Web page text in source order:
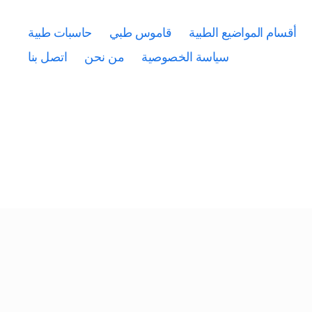
أقسام المواضيع الطبية قاموس طبي
حاسبات طبية
سياسة الخصوصية
من نحن اتصل بنا